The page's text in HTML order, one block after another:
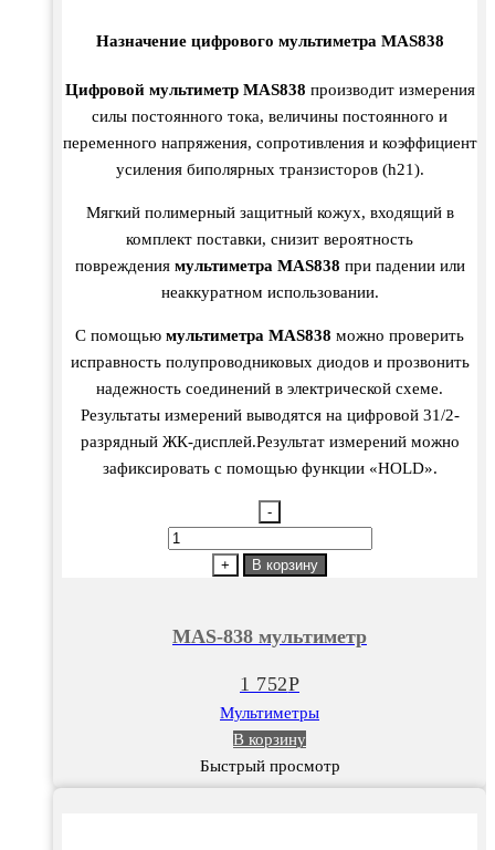
Назначение цифрового мультиметра MAS838
Цифровой мультиметр MAS838 производит измерения
силы постоянного тока, величины постоянного и
переменного напряжения, сопротивления и коэффициент
усиления биполярных транзисторов (h21).
Мягкий полимерный защитный кожух, входящий в
комплект поставки, снизит вероятность
повреждения мультиметра MAS838 при падении или
неаккуратном использовании.
C помощью мультиметра MAS838 можно проверить
исправность полупроводниковых диодов и прозвонить
надежность соединений в электрической схеме.
Результаты измерений выводятся на цифровой 31/2-
разрядный ЖК-дисплей.Результат измерений можно
зафиксировать с помощью функции «HOLD».
-
Количество
мультиметр
+ В корзину
MAS-838 мультиметр
1 752Р
Мультиметры
В корзину
Быстрый просмотр